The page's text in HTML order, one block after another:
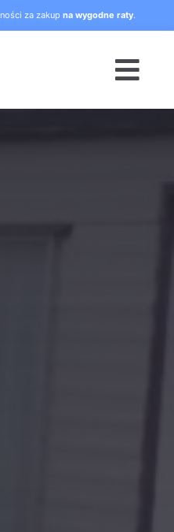
za zakup na wygodne raty.